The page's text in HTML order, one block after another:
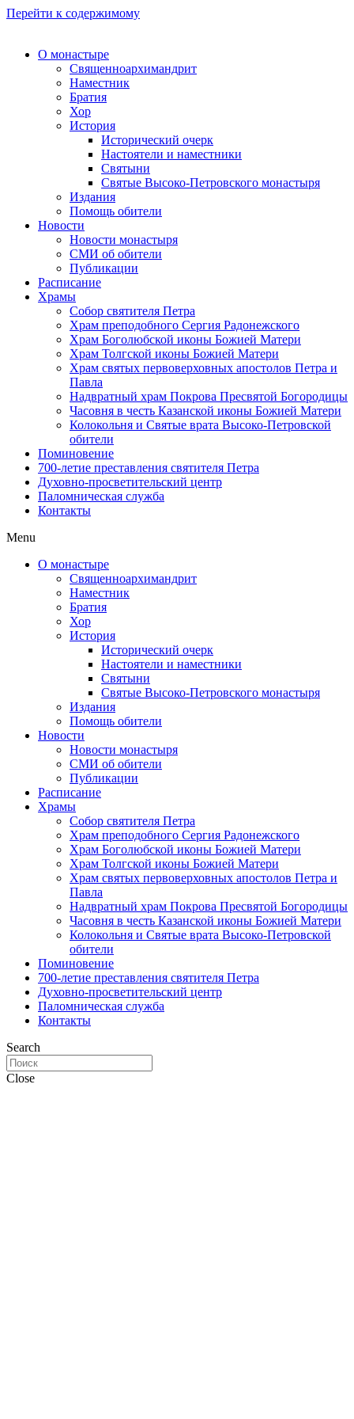
Перейти к содержимому
О монастыре
Священноархимандрит
Наместник
Братия
Хор
История
Исторический очерк
Настоятели и наместники
Святыни
Святые Высоко-Петровского монастыря
Издания
Помощь обители
Новости
Новости монастыря
СМИ об обители
Публикации
Расписание
Храмы
Собор святителя Петра
Храм преподобного Сергия Радонежского
Храм Боголюбской иконы Божией Матери
Храм Толгской иконы Божией Матери
Храм святых первоверховных апостолов Петра и
Павла
Надвратный храм Покрова Пресвятой Богородицы
Часовня в честь Казанской иконы Божией Матери
Колокольня и Святые врата Высоко-Петровской
обители
Поминовение
700-летие преставления святителя Петра
Духовно-просветительский центр
Паломническая служба
Контакты
Menu
О монастыре
Священноархимандрит
Наместник
Братия
Хор
История
Исторический очерк
Настоятели и наместники
Святыни
Святые Высоко-Петровского монастыря
Издания
Помощь обители
Новости
Новости монастыря
СМИ об обители
Публикации
Расписание
Храмы
Собор святителя Петра
Храм преподобного Сергия Радонежского
Храм Боголюбской иконы Божией Матери
Храм Толгской иконы Божией Матери
Храм святых первоверховных апостолов Петра и
Павла
Надвратный храм Покрова Пресвятой Богородицы
Часовня в честь Казанской иконы Божией Матери
Колокольня и Святые врата Высоко-Петровской
обители
Поминовение
700-летие преставления святителя Петра
Духовно-просветительский центр
Паломническая служба
Контакты
Search
Close